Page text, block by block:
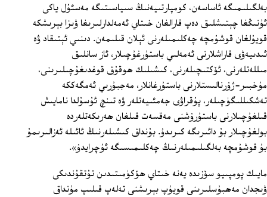
بەلگىلىمىگە ئاساسەن، كومپارتىيەنىڭ سىياسىتىگە مەسئۇل ياكى
ئۇنىڭغا چېتىشلىق دەپ قارالغان خىتاي ئەمەلدارلىرىغا ۋىزا بېرىشكە
قويۇلغان قوشۇمچە چەكلىمىلەرنى ئېلان قىلىمەن. دىنىي ئېتىقاد ۋە
ئىدىيەۋى قاراشلارنى ئەمەلىي باستۇرغۇچىلار، ئاز سانلىق
مىللەتلەرنى، ئۆكتىچىلەرنى، كىشىلىك ھوقۇق قوغدىغۇچىلىرىنى،
مۇخبىر-ژۇرنالىستلارنى باستۇرغانلار، مەجبۇرىي ئەمگەككە
تەشكىللىگۈچىلەر، پۇقراۋى جەمئىيەتلەر ۋە تىنچ ئۇسۇلدا نامايىش
قىلغۇچىلارنى باستۇرۇشنى مەقسەت قىلغان ھەرىكەتلەردە
بولغۇچىلار بۇ دائىرىگە كىرىدۇ. بۇنداق كىشىلەرنىڭ ئائىلە ئەزالىرىمۇ
بۇ قوشۇمچە بەلگىلىمىلەرنىڭ چەكلىمىسىگە ئۇچرايدۇ».
مايىك پومپىيو سۆزىدە يەنە خىتاي ھۆكۈمىتىدىن تۇتقۇندىكى
ۋىجدان مەھبۇسلىرىنى قويۇپ بېرىشنى تەلەپ قىلىپ مۇنداق